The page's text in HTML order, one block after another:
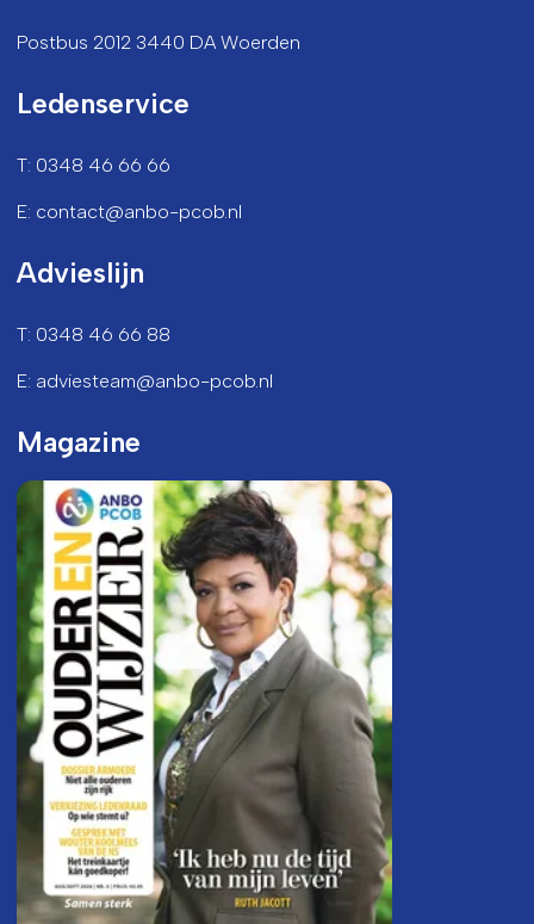
Postbus 2012 3440 DA Woerden
Ledenservice
T: 0348 46 66 66
E: contact@anbo-pcob.nl
Advieslijn
T: 0348 46 66 88
E: adviesteam@anbo-pcob.nl
Magazine